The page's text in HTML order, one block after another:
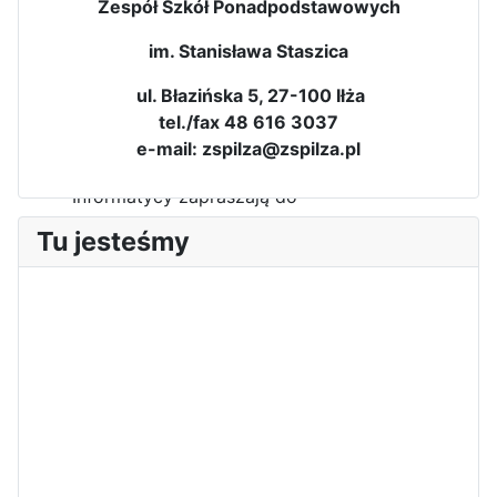
Informatycy zapraszają do
Staszica w Iłży!
Zespół Szkół Ponadpodstawowych
im. Stanisława Staszica
ul. Błazińska 5, 27-100 Iłża
tel./fax 48 616 3037
e-mail: zspilza@zspilza.pl
Tu jesteśmy